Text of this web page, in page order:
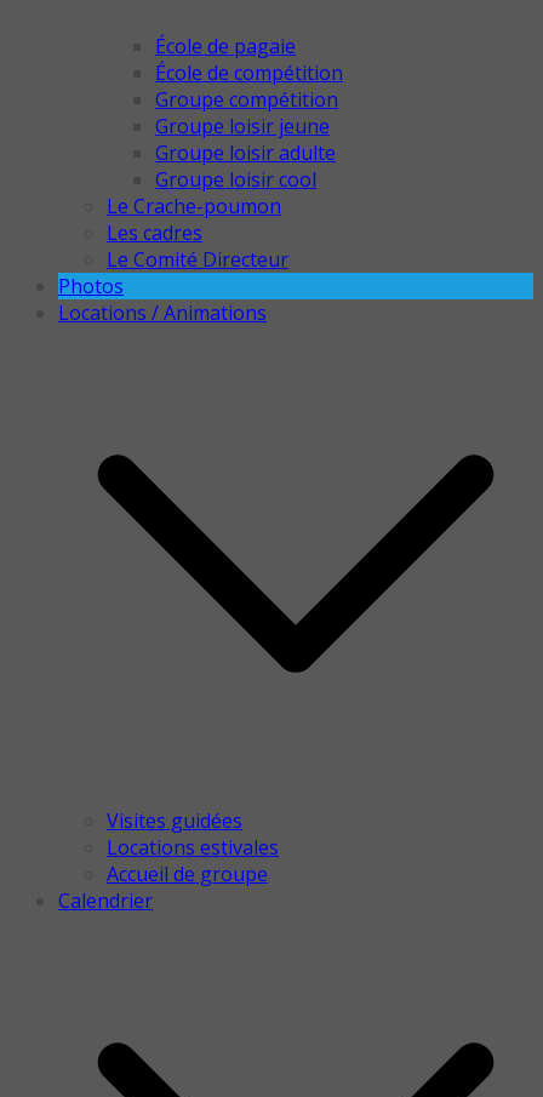
École de pagaie
École de compétition
Groupe compétition
Groupe loisir jeune
Groupe loisir adulte
Groupe loisir cool
Le Crache-poumon
Les cadres
Le Comité Directeur
Photos
Locations / Animations
Visites guidées
Locations estivales
Accueil de groupe
Calendrier